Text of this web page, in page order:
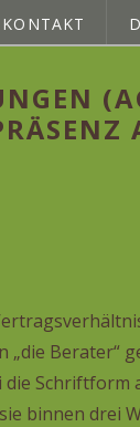
KONTAKT
Berater“
Schriftform
binnen drei